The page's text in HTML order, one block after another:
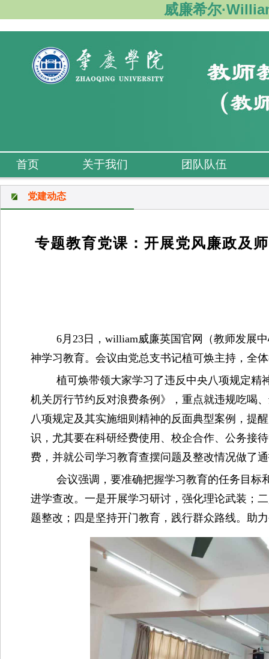
威廉希尔
首页 关于我们 团队队伍
党建动态
专题教育党课：开展党风廉政及
6月23日，william威廉英国官网（教师发展
神学习教育。会议由党总支书记植可焕主持，全
植可焕带领大家学习了违反中央八项规定精
机关厉行节约反对浪费条例》，重点就违规吃喝
八项规定及其实施细则精神的反面典型案例，提
识，尤其要在科研经费使用、校企合作、公务接
费，并就公司学习教育查摆问题及整改情况做了
会议强调，要准确把握学习教育的任务目标
进学查改。一是开展学习研讨，强化理论武装；
题整改；四是坚持开门教育，践行群众路线。助